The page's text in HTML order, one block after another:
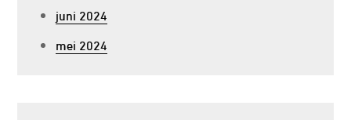
juni 2024
mei 2024